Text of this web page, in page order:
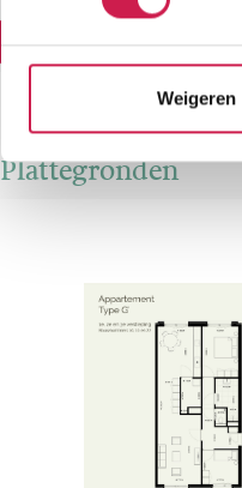
Weigeren
Plattegronden